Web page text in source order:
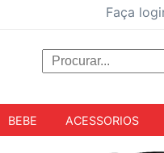
Faça
BEBE ACESSORIOS